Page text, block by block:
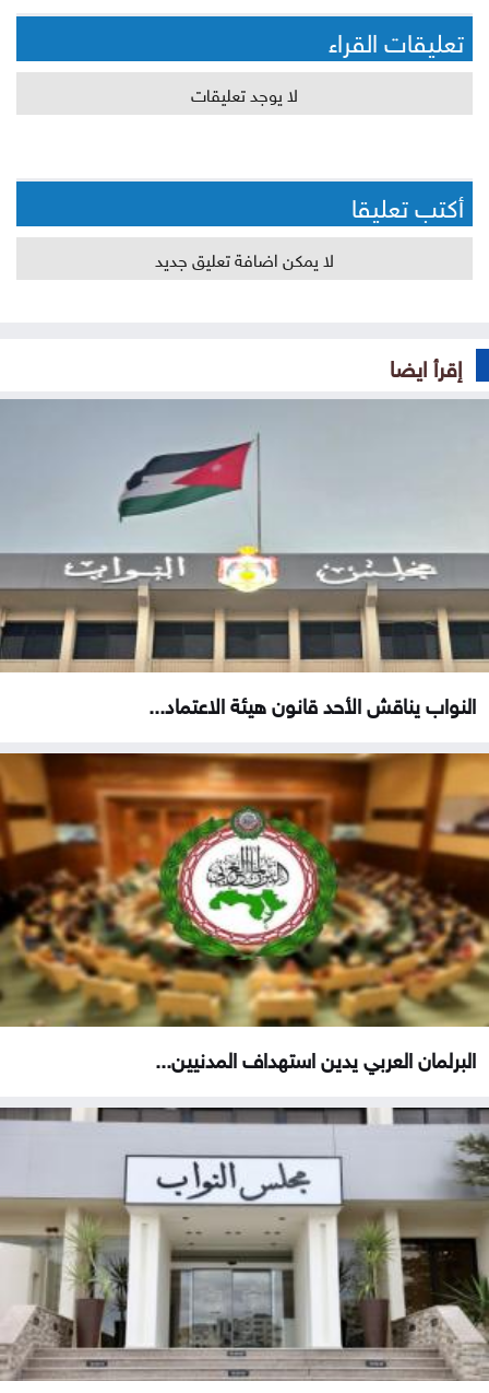
تعليقات القراء
لا يوجد تعليقات
أكتب تعليقا
لا يمكن اضافة تعليق جديد
إقرأ ايضا
النواب يناقش الأحد قانون هيئة الاعتماد...
البرلمان العربي يدين استهداف المدنيين...